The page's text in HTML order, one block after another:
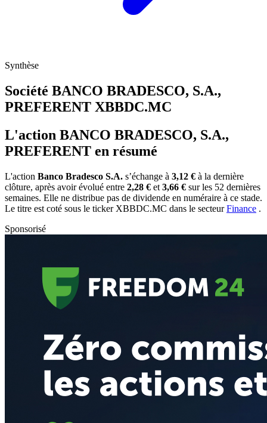
Synthèse
Société BANCO BRADESCO, S.A.,
PREFERENT XBBDC.MC
L'action BANCO BRADESCO, S.A.,
PREFERENT en résumé
L'action Banco Bradesco S.A. s’échange à 3,12 € à la dernière
clôture, après avoir évolué entre 2,28 € et 3,66 € sur les 52 dernières
semaines. Elle ne distribue pas de dividende en numéraire à ce stade.
Le titre est coté sous le ticker XBBDC.MC dans le secteurFinance .
Sponsorisé